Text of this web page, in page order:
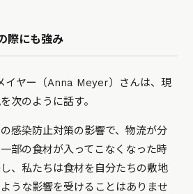
際にも強み
イヤー（Anna Meyer）さんは、現
次のように話す。
感染防止対策の影響で、物流が分
部の食材が入ってこなくなった時
、私たちは食材を自分たちの敷地
うな影響を受けることはありませ